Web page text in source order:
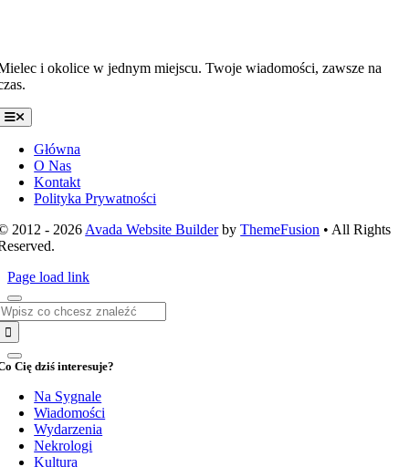
i okolice w jednym miejscu. Twoje wiadomości, zawsze na
Toggle
Navigation
Główna
O Nas
Kontakt
Polityka Prywatności
2012 - 2026 Avada Website BuilderbyThemeFusion • All Rights
Page load link
Cię dziś interesuje?
Na Sygnale
Wiadomości
Wydarzenia
Nekrologi
Kultura